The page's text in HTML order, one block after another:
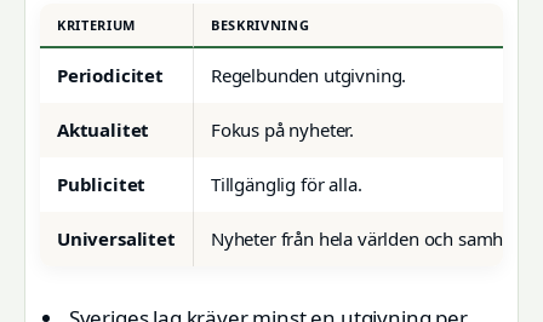
KRITERIUM BESKRIVNING
Periodicitet Regelbunden utgivning.
Aktualitet Fokus på nyheter.
Publicitet Tillgänglig för alla.
Universalitet Nyheter från hela världen och